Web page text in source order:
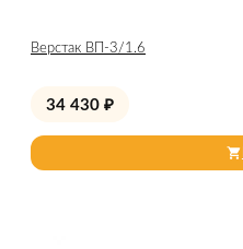
Верстак ВП-3/1.6
34 430 ₽